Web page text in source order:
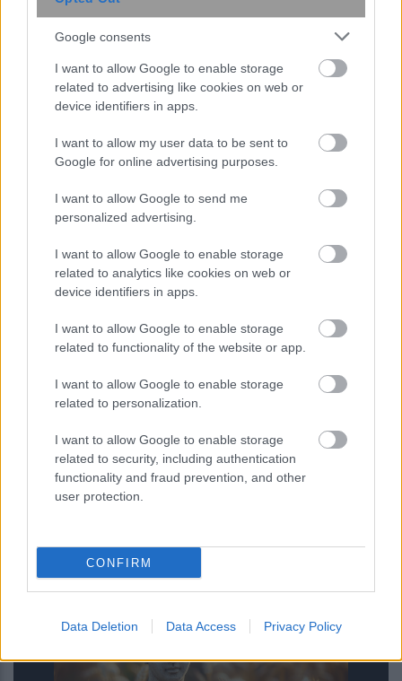
Google consents
I want to allow Google to enable storage
related to advertising like cookies on web or
device identifiers in apps.
I want to allow my user data to be sent to
Google for online advertising purposes.
I want to allow Google to send me
personalized advertising.
I want to allow Google to enable storage
related to analytics like cookies on web or
device identifiers in apps.
I want to allow Google to enable storage
related to functionality of the website or app.
I want to allow Google to enable storage
related to personalization.
I want to allow Google to enable storage
related to security, including authentication
functionality and fraud prevention, and other
user protection.
CONFIRM
Data Deletion Data Access Privacy Policy
Σκανδιναβικό bob: Το καρέ που κάνει
τα λεπτά μαλλιά να δείχνουν πιο
πλούσια – Το προτιμούν celebrities
6 φράσεις που χρησιμοποιούν οι
ναρκισσιστές στους καβγάδες για να
σας χειραγωγήσουν